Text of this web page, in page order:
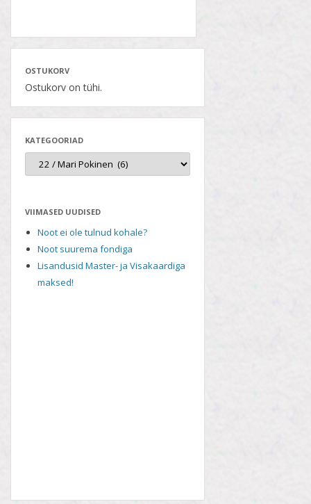
OSTUKORV
Ostukorv on tühi.
KATEGOORIAD
VIIMASED UUDISED
Noot ei ole tulnud kohale?
Noot suurema fondiga
Lisandusid Master- ja Visakaardiga
maksed!